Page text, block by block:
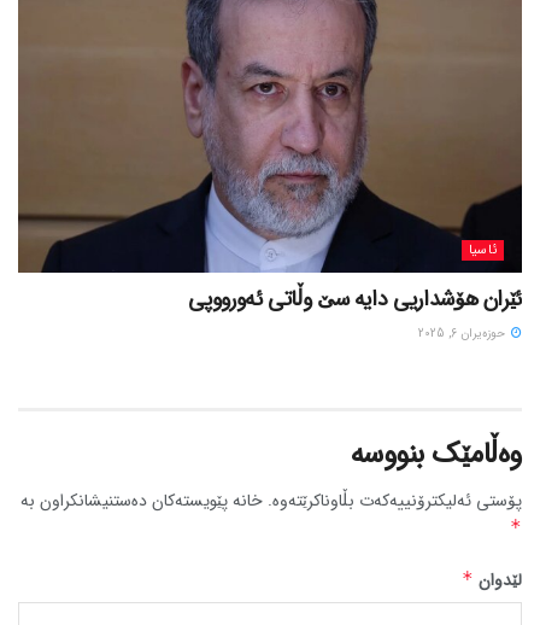
ئاسیا
ئێران هۆشداریی دایە سێ وڵاتی ئەورووپی
حوزه‌یران 6, 2025
وەڵامێک بنووسە
پۆستی ئەلیکترۆنییەکەت بڵاوناکرێتەوە. خانە پێویستەکان دەستنیشانکراون بە
*
لێدوان *